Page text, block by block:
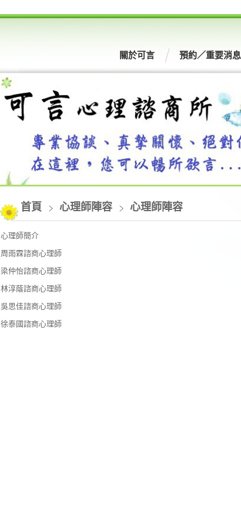
關於可言 預約／重要消息
首頁 心理師陣容 心理師陣容
心理師簡介
周雨霖諮商心理師
梁仲怡諮商心理師
林淳蔭諮商心理師
吳思佳諮商心理師
徐泰國諮商心理師